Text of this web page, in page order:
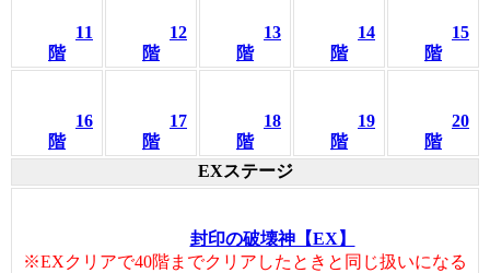
11
階
12
階
13
階
14
階
15
階
16
階
17
階
18
階
19
階
20
階
EXステージ
封印の破壊神【EX】
※EXクリアで40階までクリアしたときと同じ扱いになる